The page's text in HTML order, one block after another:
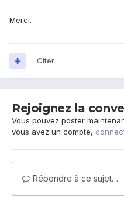
Merci.
Citer
Rejoignez la
Vous pouvez poster
vous avez un compte,
Répondre à ce sujet…